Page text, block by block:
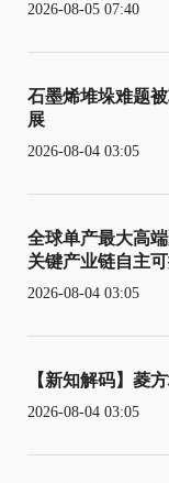
2026-08-05 07:40
石墨烯堆垛难题
展
2026-08-04 03:05
全球单产最大高
关键产业链自主
2026-08-04 03:05
【新知解码】菱
2026-08-04 03:05